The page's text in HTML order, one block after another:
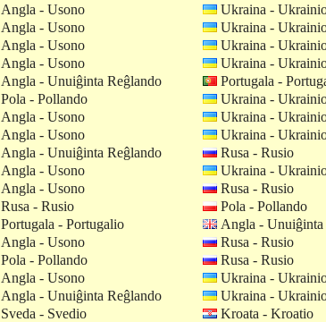
Angla - Usono
Ukraina -
Angla - Usono
Ukraina -
Angla - Usono
Ukraina -
Angla - Usono
Ukraina -
Angla - Unuiĝinta Reĝlando
Portugala -
Pola - Pollando
Ukraina -
Angla - Usono
Ukraina -
Angla - Usono
Ukraina -
Angla - Unuiĝinta Reĝlando
Rusa - Rusio
Angla - Usono
Ukraina -
Angla - Usono
Rusa - Rusio
Rusa - Rusio
Pola - Pollando
Portugala - Portugalio
Angla - Unuiĝinta
Angla - Usono
Rusa - Rusio
Pola - Pollando
Rusa - Rusio
Angla - Usono
Ukraina -
Angla - Unuiĝinta Reĝlando
Ukraina -
Sveda - Svedio
Kroata - Kroatio